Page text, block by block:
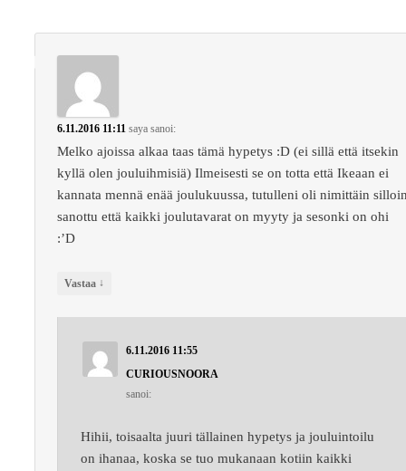
6.11.2016 11:11 saya sanoi:
Melko ajoissa alkaa taas tämä hypetys :D (ei sillä että itsekin
kyllä olen jouluihmisiä) Ilmeisesti se on totta että Ikeaan ei
kannata mennä enää joulukuussa, tutulleni oli nimittäin
sanottu että kaikki joulutavarat on myyty ja sesonki on ohi
:’D
Vastaa ↓
6.11.2016 11:55
CURIOUSNOORA
sanoi:
Hihii, toisaalta juuri tällainen hypetys ja jouluintoilu
on ihanaa, koska se tuo mukanaan kotiin kaikki